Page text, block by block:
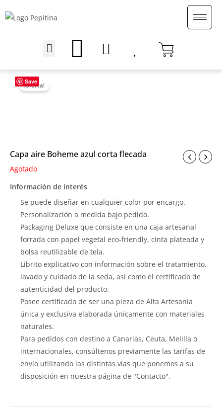
al
Menu
¡Oferta!
Save
Capa aire Boheme azul corta flecada
Agotado
Información de interés
Se puede diseñar en cualquier color por encargo.
Personalización a medida bajo pedido.
Packaging Deluxe que consiste en una caja artesanal
forrada con papel vegetal eco-friendly, cinta plateada y
bolsa reutilizable de tela.
Librito explicativo con información sobre el tratamiento,
lavado y cuidado de la seda, así como el certificado de
autenticidad del producto.
Posee certificado de ser una pieza de Alta Artesanía
única y exclusiva elaborada únicamente con materiales
naturales.
Para pedidos con destino a Canarias, Ceuta, Melilla o
internacionales, consúltenos previamente las tarifas de
envío utilizando las distintas vías que ponemos a su
disposición en nuestra página de "Contacto".